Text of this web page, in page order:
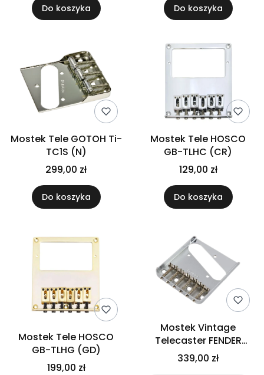
Do koszyka Do koszyka
Mostek Tele GOTOH Ti-
TC1S (N)
299,00 zł
Do koszyka
Mostek Tele HOSCO
GB-TLHC (CR)
129,00 zł
Do koszyka
Mostek Tele HOSCO
GB-TLHG (GD)
199,00 zł
Mostek Vintage
Telecaster FENDER
0990810000
339,00 zł